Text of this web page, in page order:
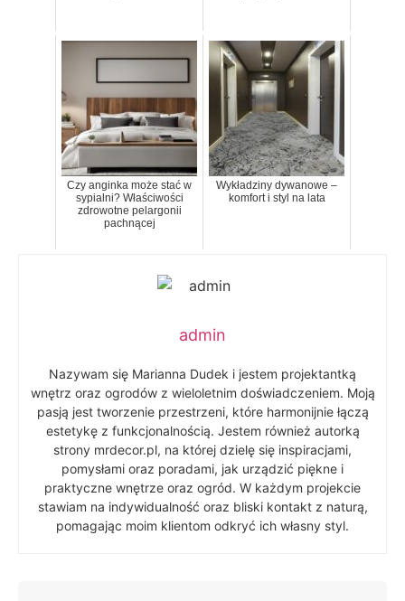
Czy anginka może stać w
sypialni? Właściwości
zdrowotne pelargonii
pachnącej
Wykładziny dywanowe –
komfort i styl na lata
admin
Nazywam się Marianna Dudek i jestem projektantką
wnętrz oraz ogrodów z wieloletnim doświadczeniem. Moją
pasją jest tworzenie przestrzeni, które harmonijnie łączą
estetykę z funkcjonalnością. Jestem również autorką
strony mrdecor.pl, na której dzielę się inspiracjami,
pomysłami oraz poradami, jak urządzić piękne i
praktyczne wnętrze oraz ogród. W każdym projekcie
stawiam na indywidualność oraz bliski kontakt z naturą,
pomagając moim klientom odkryć ich własny styl.